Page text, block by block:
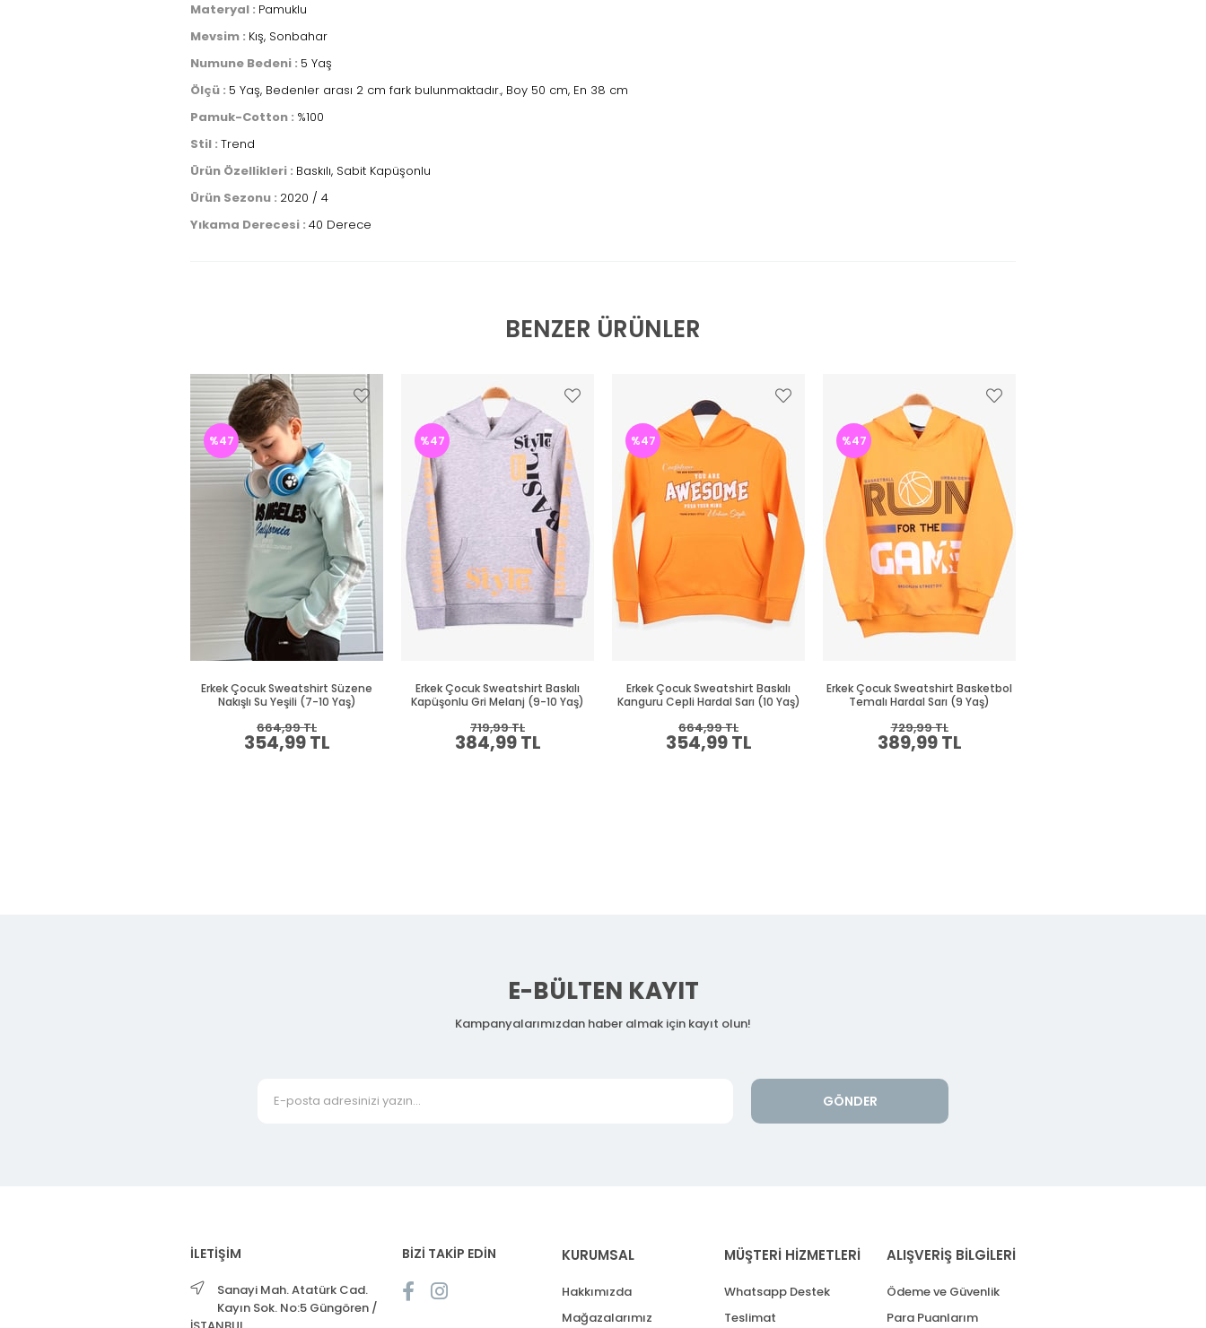
Materyal : Pamuklu
Mevsim : Kış, Sonbahar
Numune Bedeni : 5 Yaş
Ölçü : 5 Yaş, Bedenler arası 2 cm fark bulunmaktadır., Boy 50 cm, En 38 cm
Pamuk-Cotton : %100
Stil : Trend
Ürün Özellikleri : Baskılı, Sabit Kapüşonlu
Ürün Sezonu : 2020 / 4
Yıkama Derecesi : 40 Derece
BENZER ÜRÜNLER
Erkek Çocuk Sweatshirt Süzene
Nakışlı Su Yeşili (7-10 Yaş)
354,99 TL
664,99 TL
%47
Erkek Çocuk Sweatshirt Baskılı
Kapüşonlu Gri Melanj (9-10 Yaş)
384,99 TL
719,99 TL
%47
Erkek Çocuk Sweatshirt Baskılı
Kanguru Cepli Hardal Sarı (10 Yaş)
354,99 TL
664,99 TL
%47
Erkek Çocuk Sweatshirt Basketbol
Temalı Hardal Sarı (9 Yaş)
389,99 TL
729,99 TL
%47
E-BÜLTEN KAYIT
Kampanyalarımızdan haber almak için kayıt olun!
GÖNDER
İLETİŞİM
Sanayi Mah. Atatürk Cad.
Kayın Sok. No:5 Güngören /
BİZİ TAKİP EDİN KURUMSAL
Hakkımızda
Mağazalarımız
MÜŞTERİ HİZMETLERİ
Whatsapp Destek
Teslimat
ALIŞVERİŞ BİLGİLERİ
Ödeme ve Güvenlik
Para Puanlarım